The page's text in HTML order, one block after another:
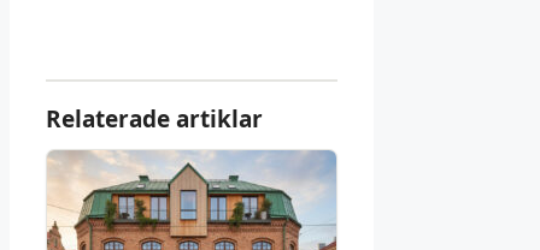
Relaterade artiklar